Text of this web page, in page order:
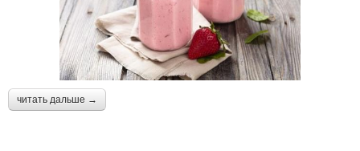
читать дальше →